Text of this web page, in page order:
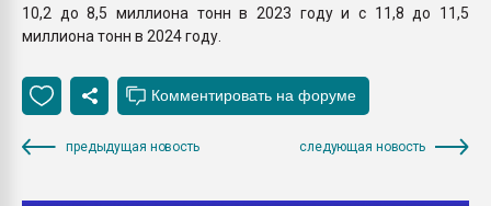
10,2 до 8,5 миллиона тонн в 2023 году и с 11,8 до 11,5
миллиона тонн в 2024 году.
предыдущая новость следующая новость